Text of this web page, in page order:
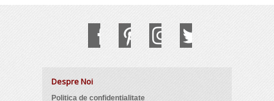
Despre Noi
Politica de confidențialitate